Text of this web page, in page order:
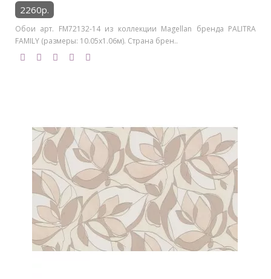
2260р.
Обои арт. FM72132-14 из коллекции Magellan бренда PALITRA
FAMILY (размеры: 10.05х1.06м). Страна брен..